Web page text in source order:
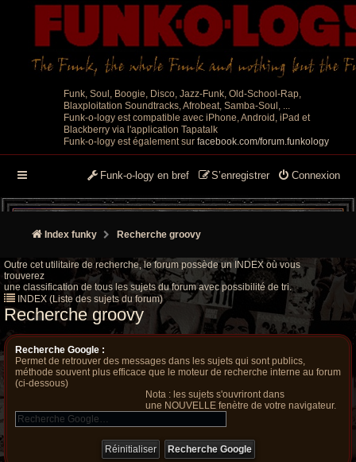
Funk, Soul, Boogie, Disco, Jazz-Funk, Old-School-Rap,
Blaxploitation Soundtracks, Afrobeat, Samba-Soul, ...
Funk-o-logy est compatible avec iPhone, Android, iPad et
Blackberry via l'application Tapatalk
Funk-o-logy est également sur facebook.com/forum.funkology
Connexion
S’enregistrer
Funk-o-logy en bref
Index funky Recherche groovy
Outre cet utilitaire de recherche, le forum possède un INDEX où vous
trouverez
une classification de tous les sujets du forum avec possibilité de tri.
INDEX (Liste des sujets du forum)
Recherche groovy
Recherche Google :
Permet de retrouver des messages dans les sujets qui sont publics,
méthode souvent plus efficace que le moteur de recherche interne au forum
(ci-dessous)
Nota : les sujets s'ouvriront dans
une NOUVELLE fenètre de votre navigateur.